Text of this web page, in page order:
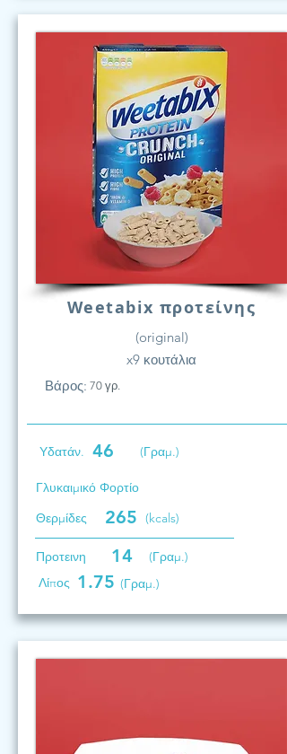
Weetabix προτείνης
(original)
x9 κουτάλια
Βάρος: 70 γρ.
Υδατάν. 46 (Γραμ.)
Γλυκαιμικό Φορτίο
Θερμίδες
265 (kcals)
Προτεινη 14
(Γραμ.)
Λίπος 1.75 (Γραμ.)